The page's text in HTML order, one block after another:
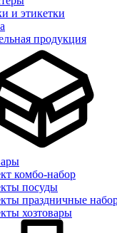
и этикетки
продукция
комбо-набор
посуды
праздничные
хозтовары